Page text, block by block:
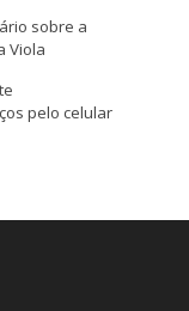
sobre a
Viola
pelo celular